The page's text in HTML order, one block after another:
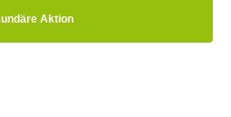
Aktion